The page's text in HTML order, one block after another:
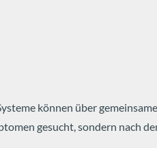
können über gemeinsame
gesucht, sondern nach